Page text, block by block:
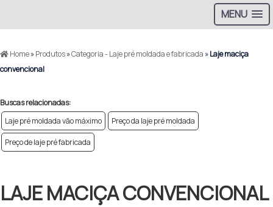
MENU
Home»Produtos»Categoria - Laje pré moldada e fabricada »Laje maciça
convencional
Buscas relacionadas:
Laje pré moldada vão máximo
Preço da laje pré moldada
Preço de laje pré fabricada
LAJE MACIÇA CONVENCIONAL